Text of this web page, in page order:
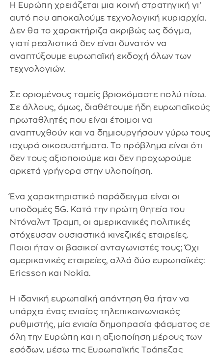
Η Ευρώπη χρειάζεται μια κοινή στρατηγική γι’
αυτό που αποκαλούμε τεχνολογική κυριαρχία.
Δεν θα το χαρακτήριζα ακριβώς ως δόγμα,
γιατί ρεαλιστικά δεν είναι δυνατόν να
αναπτύξουμε ευρωπαϊκή εκδοχή όλων των
τεχνολογιών.
Σε ορισμένους τομείς βρισκόμαστε πολύ πίσω.
Σε άλλους, όμως, διαθέτουμε ήδη ευρωπαϊκούς
πρωταθλητές που είναι έτοιμοι να
αναπτυχθούν και να δημιουργήσουν γύρω τους
ισχυρά οικοσυστήματα. Το πρόβλημα είναι ότι
δεν τους αξιοποιούμε και δεν προχωρούμε
αρκετά γρήγορα στην υλοποίηση.
Ένα χαρακτηριστικό παράδειγμα είναι οι
υποδομές 5G. Κατά την πρώτη θητεία του
Ντόναλντ Τραμπ, οι αμερικανικές πολιτικές
στόχευσαν ουσιαστικά κινεζικές εταιρείες.
Ποιοι ήταν οι βασικοί ανταγωνιστές τους; Όχι
αμερικανικές εταιρείες, αλλά δύο ευρωπαϊκές:
Ericsson και Nokia.
Η ιδανική ευρωπαϊκή απάντηση θα ήταν να
υπάρχει ένας ενιαίος τηλεπικοινωνιακός
ρυθμιστής, μία ενιαία δημοπρασία φάσματος σε
όλη την Ευρώπη και η αξιοποίηση μέρους των
εσόδων, μέσω της Ευρωπαϊκής Τράπεζας